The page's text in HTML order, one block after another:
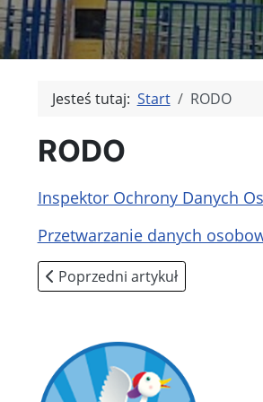
Jesteś tutaj: Start RODO
RODO
Inspektor Ochrony Danych
Przetwarzanie danych
Poprzedni artykuł: test
Poprzedni artykuł